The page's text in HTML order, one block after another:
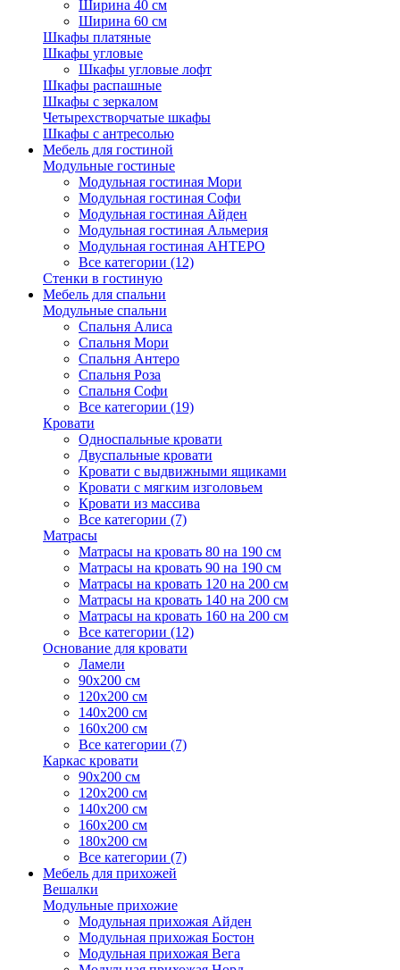
Ширина 40 см
Ширина 60 см
Шкафы платяные
Шкафы угловые
Шкафы угловые лофт
Шкафы распашные
Шкафы с зеркалом
Четырехстворчатые шкафы
Шкафы с антресолью
Мебель для гостиной
Модульные гостиные
Модульная гостиная Мори
Модульная гостиная Софи
Модульная гостиная Айден
Модульная гостиная Альмерия
Модульная гостиная АНТЕРО
Все категории (12)
Стенки в гостиную
Мебель для спальни
Модульные спальни
Спальня Алиса
Спальня Мори
Спальня Антеро
Спальня Роза
Спальня Софи
Все категории (19)
Кровати
Односпальные кровати
Двуспальные кровати
Кровати с выдвижными ящиками
Кровати с мягким изголовьем
Кровати из массива
Все категории (7)
Матрасы
Матрасы на кровать 80 на 190 см
Матрасы на кровать 90 на 190 см
Матрасы на кровать 120 на 200 см
Матрасы на кровать 140 на 200 см
Матрасы на кровать 160 на 200 см
Все категории (12)
Основание для кровати
Ламели
90х200 см
120х200 см
140х200 см
160х200 см
Все категории (7)
Каркас кровати
90х200 см
120х200 см
140х200 см
160х200 см
180х200 см
Все категории (7)
Мебель для прихожей
Вешалки
Модульные прихожие
Модульная прихожая Айден
Модульная прихожая Бостон
Модульная прихожая Вега